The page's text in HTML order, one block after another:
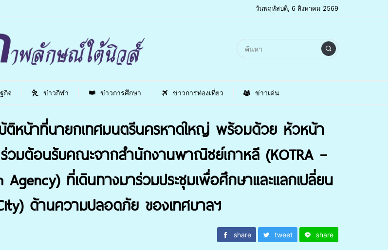
วันพฤหัสบดี, 6 สิงหาคม 2569
กิจ ข่าวกีฬา ข่าวการศึกษา ข่าวการท่องเที่ยว ข่าวเด่น
หน้าที่นายกเทศมนตรีนครหาดใหญ่ พร้อมด้วย หัวหน้า
วมต้อนรับคณะจากสำนักงานพาณิชย์เกาหลี (KOTRA –
ที่เดินทางมาร่วมประชุมเพื่อศึกษาและแลกเปลี่ยน
ด้านความปลอดภัย ของเทศบาลฯ
share tweet share